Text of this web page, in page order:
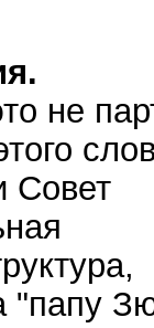
не
Совет
"папу